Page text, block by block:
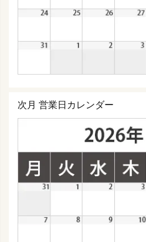
次月 営業日カレンダー